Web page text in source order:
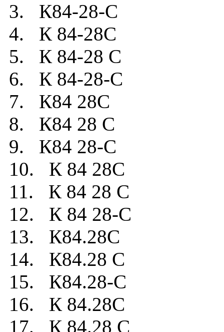
3. К84-28-C
4. К 84-28C
5. К 84-28 C
6. К 84-28-C
7. К84 28C
8. К84 28 C
9. К84 28-C
10. К 84 28C
11. К 84 28 C
12. К 84 28-C
13. К84.28C
14. К84.28 C
15. К84.28-C
16. К 84.28C
17. К 84.28 C